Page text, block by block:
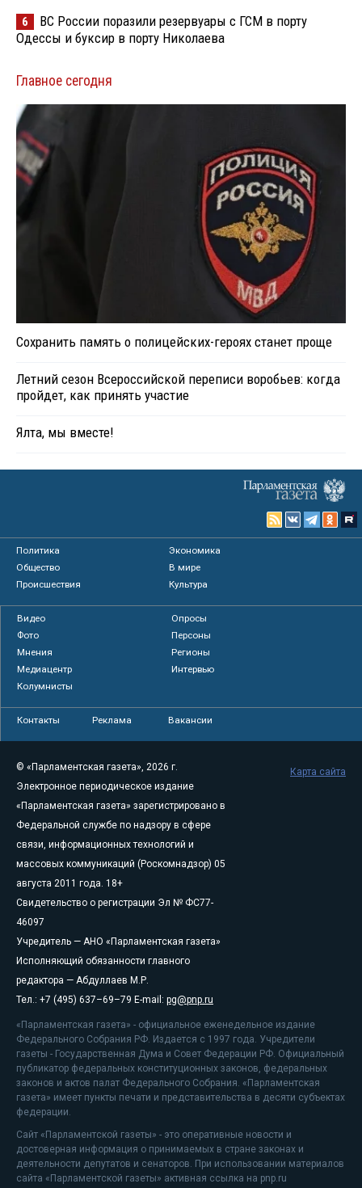
6
ВС России поразили резервуары с ГСМ в порту
Одессы и буксир в порту Николаева
Главное сегодня
Сохранить память о полицейских-героях станет проще
Летний сезон Всероссийской переписи воробьев: когда
пройдет, как принять участие
Ялта, мы вместе!
Политика
Экономика
Общество
В мире
Происшествия
Культура
Видео
Опросы
Фото
Персоны
Мнения
Регионы
Медиацентр
Интервью
Колумнисты
Контакты Реклама Вакансии
© «Парламентская газета», 2026 г.
Электронное периодическое издание
«Парламентская газета» зарегистрировано в
Федеральной службе по надзору в сфере
связи, информационных технологий и
массовых коммуникаций (Роскомнадзор) 05
августа 2011 года. 18+
Свидетельство о регистрации Эл № ФС77-
46097
Учредитель — АНО «Парламентская газета»
Исполняющий обязанности главного
редактора — Абдуллаев М.Р.
Тел.: +7 (495) 637–69–79 E-mail: pg@pnp.ru
«Парламентская газета» - официальное еженедельное издание
Федерального Собрания РФ. Издается с 1997 года. Учредители
газеты - Государственная Дума и Совет Федерации РФ. Официальный
публикатор федеральных конституционных законов, федеральных
законов и актов палат Федерального Собрания. «Парламентская
газета» имеет пункты печати и представительства в десяти субъектах
федерации.
Сайт «Парламентской газеты» - это оперативные новости и
достоверная информация о принимаемых в стране законах и
деятельности депутатов и сенаторов. При использовании материалов
сайта «Парламентской газеты» активная ссылка на pnp.ru
Карта сайта